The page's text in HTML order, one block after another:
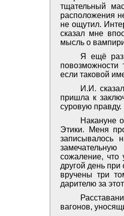
тщательный
расположения
не ощутил.
сказал мне
мысль о
Я ещё раз
повозможности
если таковой
И.И.
пришла к
суровую правду.
Накануне
Этики. Меня
записывалось
сожаление, что
другой день
вручены три
дарителю за
вагонов,